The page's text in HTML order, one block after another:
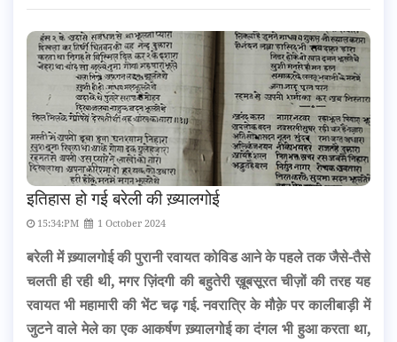
इतिहास हो गई बरेली की ख़्यालगोई
15:34:PM 1 October 2024
बरेली में ख़्यालगोई की पुरानी रवायत कोविड आने के पहले तक जैसे-तैसे
चलती ही रही थी, मगर ज़िंदगी की बहुतेरी ख़ूबसूरत चीज़ों की तरह यह
रवायत भी महामारी की भेंट चढ़ गई. नवरात्रि के मौक़े पर कालीबाड़ी में
जुटने वाले मेले का एक आकर्षण ख़्यालगोई का दंगल भी हुआ करता था,